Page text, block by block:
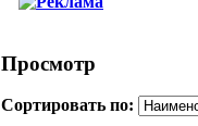
Просмотр
Сортировать по: